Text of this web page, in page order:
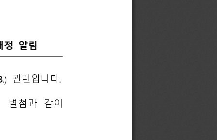
정 알림
관련입니다.
별첨과
같이